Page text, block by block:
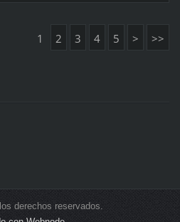
1 2 3 4 5 > >>
derechos reservados.